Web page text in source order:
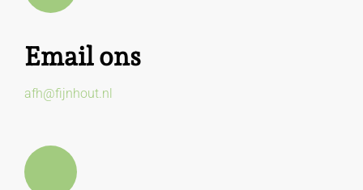
Email ons
afh@fijnhout.nl